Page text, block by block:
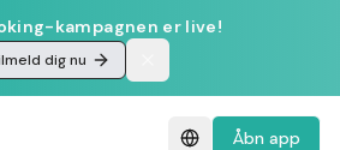
kampagnen er live!
dig nu
Åbn app